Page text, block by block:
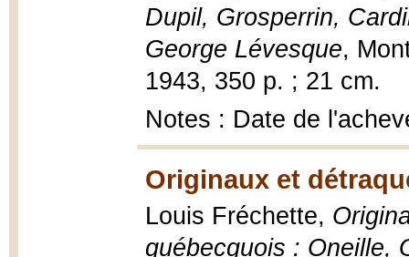
Dupil, Grosperrin,
George Lévesque,
1943, 350 p. ; 21 cm.
Notes : Date de
Originaux et
Louis Fréchette,
québecquois : Oneille,